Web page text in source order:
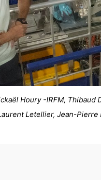
Houry -IRFM, Thibaud
Letellier, Jean-